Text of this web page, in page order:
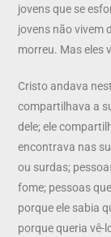
jovens que se
jovens não vivem
morreu. Mas eles
Cristo andava
compartilhava a
dele; ele
encontrava nas
ou surdas;
fome; pessoas
porque ele sabia
porque queria vê-